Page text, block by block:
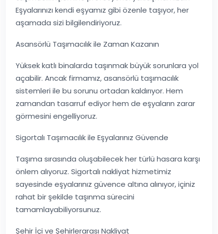
Eşyalarınızı kendi eşyamız gibi özenle taşıyor, her
aşamada sizi bilgilendiriyoruz.
Asansörlü Taşımacılık ile Zaman Kazanın
Yüksek katlı binalarda taşınmak büyük sorunlara yol
açabilir. Ancak firmamız, asansörlü taşımacılık
sistemleri ile bu sorunu ortadan kaldırıyor. Hem
zamandan tasarruf ediyor hem de eşyaların zarar
görmesini engelliyoruz.
Sigortalı Taşımacılık ile Eşyalarınız Güvende
Taşıma sırasında oluşabilecek her türlü hasara karşı
önlem alıyoruz. Sigortalı nakliyat hizmetimiz
sayesinde eşyalarınız güvence altına alınıyor, içiniz
rahat bir şekilde taşınma sürecini
tamamlayabiliyorsunuz.
Şehir İçi ve Şehirlerarası Nakliyat